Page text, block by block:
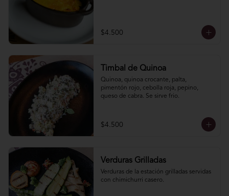
$4.500
Timbal de Quinoa
Quinoa, quinoa crocante, palta,
pimentón rojo, cebolla roja, pepino,
queso de cabra. Se sirve frio.
$4.500
Verduras Grilladas
Verduras de la estación grilladas servidas
con chimichurri casero.